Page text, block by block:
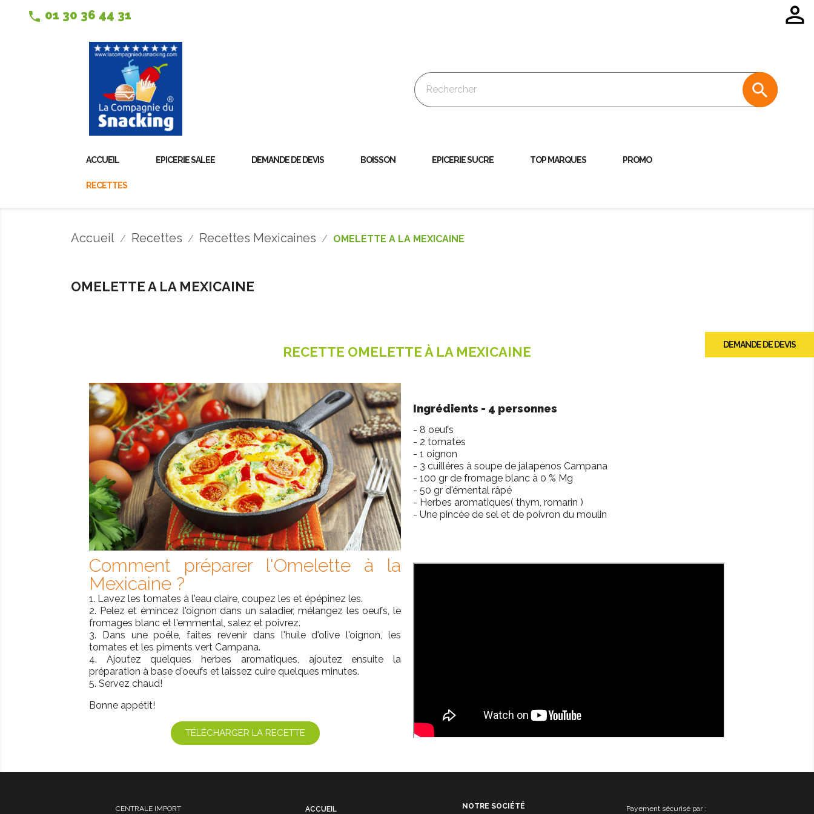
phone 01 30 36 44 31 

ACCUEIL EPICERIE SALEE DEMANDE DE DEVIS BOISSON EPICERIE SUCRE TOP MARQUES PROMO
RECETTES
DEMANDE DE DEVIS
Accueil Recettes Recettes Mexicaines OMELETTE A LA MEXICAINE
OMELETTE A LA MEXICAINE
RECETTE OMELETTE À LA MEXICAINE
Ingrédients - 4 personnes
- 8 oeufs
- 2 tomates
- 1 oignon
- 3 cuilléres à soupe de jalapenos Campana
- 100 gr de fromage blanc à 0 % Mg
- 50 gr d'émental râpé
- Herbes aromatiques( thym, romarin )
- Une pincée de sel et de poivron du moulin
Comment préparer l'Omelette à la
Mexicaine ?
1. Lavez les tomates à l'eau claire, coupez les et épépinez les.
2. Pelez et émincez l'oignon dans un saladier, mélangez les oeufs, le
fromages blanc et l'emmental, salez et poivrez.
3. Dans une poêle, faites revenir dans l'huile d'olive l'oignon, les
tomates et les piments vert Campana.
4. Ajoutez quelques herbes aromatiques, ajoutez ensuite la
préparation à base d'oeufs et laissez cuire quelques minutes.
5. Servez chaud!
Bonne appétit!
TÉLÉCHARGER LA RECETTE
CENTRALE IMPORT ACCUEIL
NOTRE SOCIÉTÉ
Payement sécurisé par :